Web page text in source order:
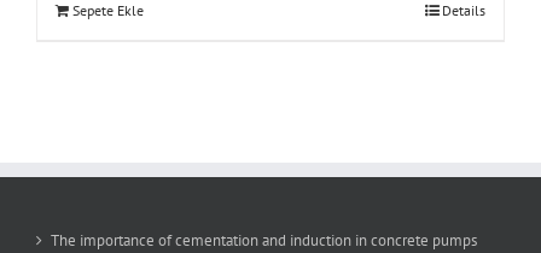
Sepete Ekle Details
The importance of cementation and induction in concrete pumps